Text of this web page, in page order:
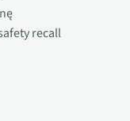
recall